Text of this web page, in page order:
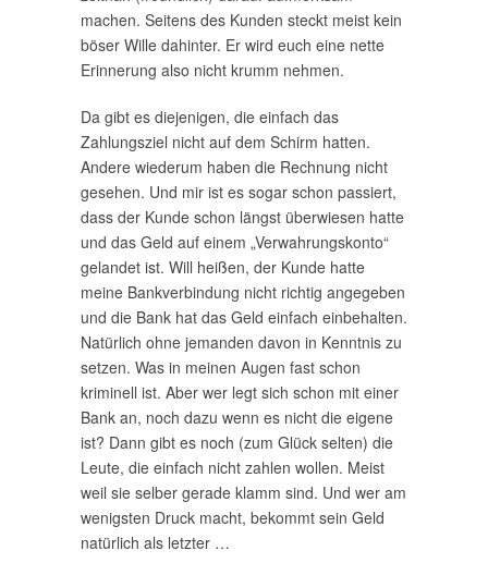
machen. Seitens des Kunden steckt meist kein
böser Wille dahinter. Er wird euch eine nette
Erinnerung also nicht krumm nehmen.
Da gibt es diejenigen, die einfach das
Zahlungsziel nicht auf dem Schirm hatten.
Andere wiederum haben die Rechnung nicht
gesehen. Und mir ist es sogar schon passiert,
dass der Kunde schon längst überwiesen hatte
und das Geld auf einem „Verwahrungskonto“
gelandet ist. Will heißen, der Kunde hatte
meine Bankverbindung nicht richtig angegeben
und die Bank hat das Geld einfach einbehalten.
Natürlich ohne jemanden davon in Kenntnis zu
setzen. Was in meinen Augen fast schon
kriminell ist. Aber wer legt sich schon mit einer
Bank an, noch dazu wenn es nicht die eigene
ist? Dann gibt es noch (zum Glück selten) die
Leute, die einfach nicht zahlen wollen. Meist
weil sie selber gerade klamm sind. Und wer am
wenigsten Druck macht, bekommt sein Geld
natürlich als letzter …